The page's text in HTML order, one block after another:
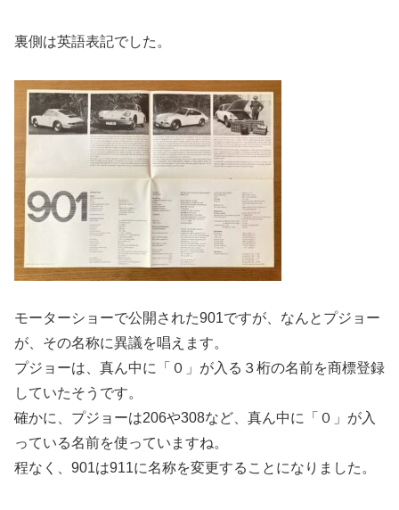
裏側は英語表記でした。
モーターショーで公開された901ですが、なんとプジョー
が、その名称に異議を唱えます。
プジョーは、真ん中に「０」が入る３桁の名前を商標登録
していたそうです。
確かに、プジョーは206や308など、真ん中に「０」が入
っている名前を使っていますね。
程なく、901は911に名称を変更することになりました。